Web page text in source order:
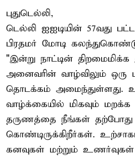
புதுடெல்லி,
டெல்லி ஐஐடியின் 57வது
பிரதமர் மோடி
"இன்று நாட்டின்
அனைவரின் வாழ்விலும் ஒரு
தொடக்கம் அமைந்துள்ளது.
வாழ்க்கையில் மிகவும் மறக்க
தருணத்தை நீங்கள் தற்போது
கொண்டிருக்கிறீர்கள். உற்சாகம்,
கனவுகள் மற்றும்